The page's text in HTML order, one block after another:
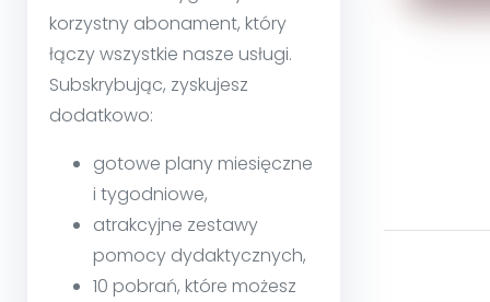
korzystny abonament, który
łączy wszystkie nasze usługi.
Subskrybując, zyskujesz
dodatkowo:
gotowe plany miesięczne
i tygodniowe,
atrakcyjne zestawy
pomocy dydaktycznych,
10 pobrań, które możesz